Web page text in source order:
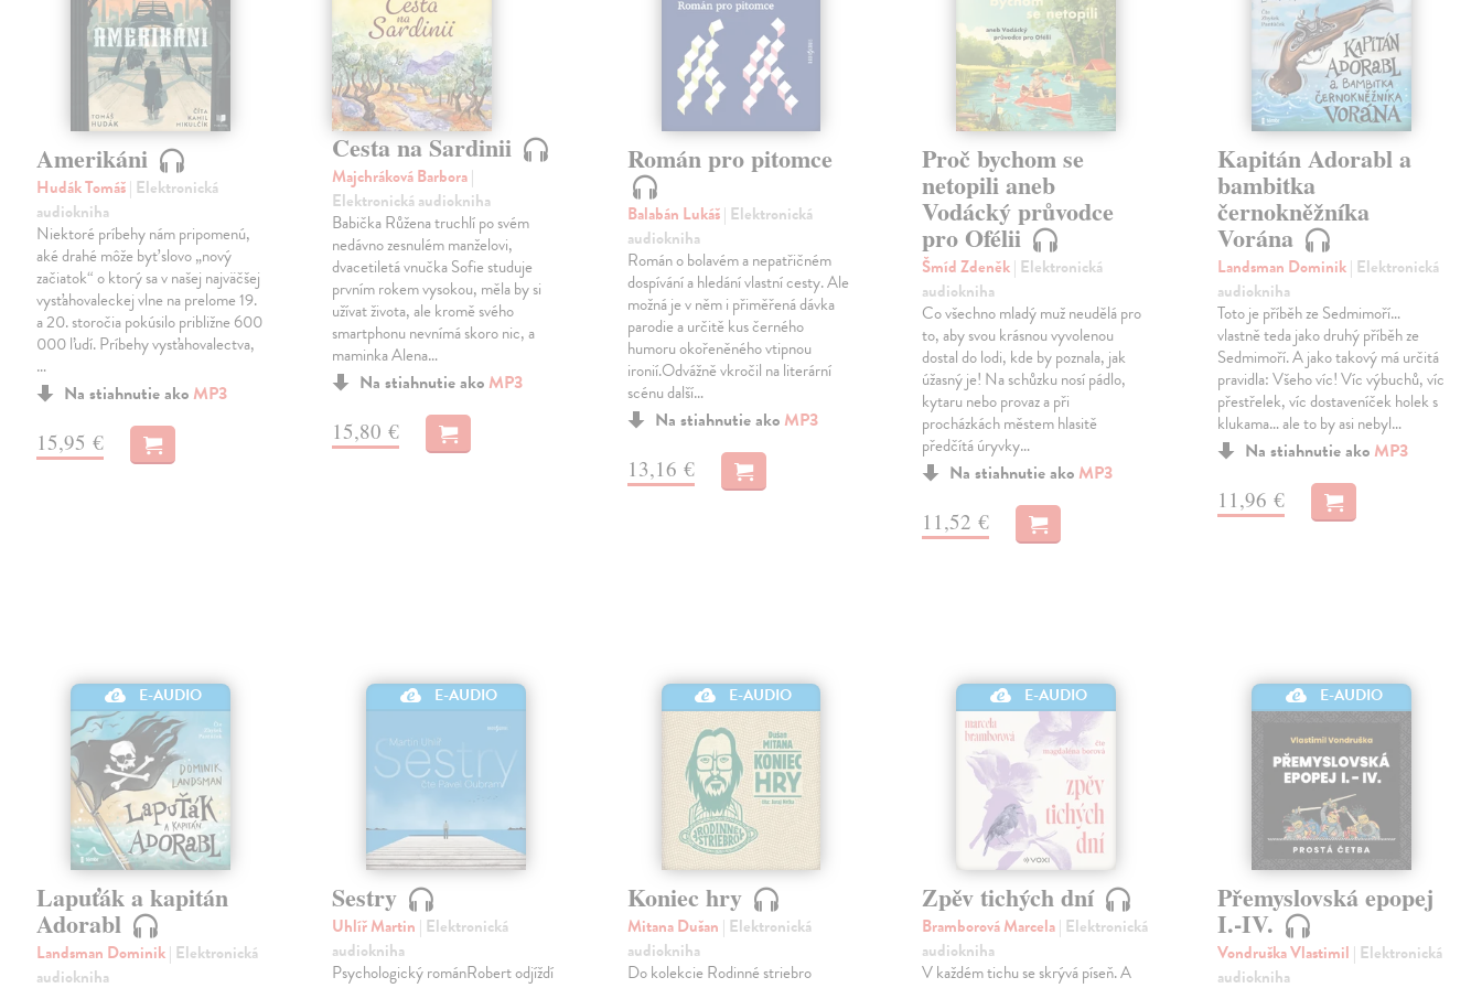
Amerikáni
Hudák Tomáš| Elektronická
audiokniha
Niektoré príbehy nám pripomenú,
aké drahé môže byť slovo „nový
začiatok“ o ktorý sa v našej najväčšej
vysťahovaleckej vlne na prelome 19.
a 20. storočia pokúsilo približne 600
000 ľudí. Príbehy vysťahovalectva,
…
Na stiahnutie ako MP3
15,95 €
Cesta na Sardinii
Majchráková Barbora|
Elektronická audiokniha
Babička Růžena truchlí po svém
nedávno zesnulém manželovi,
dvacetiletá vnučka Sofie studuje
prvním rokem vysokou, měla by si
užívat života, ale kromě svého
smartphonu nevnímá skoro nic, a
maminka Alena…
Na stiahnutie ako MP3
15,80 €
Román pro pitomce
Balabán Lukáš| Elektronická
audiokniha
Román o bolavém a nepatřičném
dospívání a hledání vlastní cesty. Ale
možná je v něm i přiměřená dávka
parodie a určitě kus černého
humoru okořeněného vtipnou
ironií.Odvážně vkročil na literární
scénu další…
Na stiahnutie ako MP3
13,16 €
Proč bychom se
netopili aneb
Vodácký průvodce
pro Ofélii
Šmíd Zdeněk| Elektronická
audiokniha
Co všechno mladý muž neudělá pro
to, aby svou krásnou vyvolenou
dostal do lodi, kde by poznala, jak
úžasný je! Na schůzku nosí pádlo,
kytaru nebo provaz a při
procházkách městem hlasitě
předčítá úryvky…
Na stiahnutie ako MP3
11,52 €
Kapitán Adorabl a
bambitka
černokněžníka
Vorána
Landsman Dominik| Elektronická
audiokniha
Toto je příběh ze Sedmimoří…
vlastně teda jako druhý příběh ze
Sedmimoří. A jako takový má určitá
pravidla: Všeho víc! Víc výbuchů, víc
přestřelek, víc dostaveníček holek s
klukama… ale to by asi nebyl…
Na stiahnutie ako MP3
11,96 €
E-AUDIO
Lapuťák a kapitán
Adorabl
Landsman Dominik| Elektronická
audiokniha
E-AUDIO
Sestry
Uhlíř Martin | Elektronická
audiokniha
Psychologický románRobert odjíždí
E-AUDIO
Koniec hry
Mitana Dušan | Elektronická
audiokniha
Do kolekcie Rodinné striebro
E-AUDIO
Zpěv tichých dní
Bramborová Marcela| Elektronická
audiokniha
V každém tichu se skrývá píseň. A
E-AUDIO
Přemyslovská epopej
I.-IV.
Vondruška Vlastimil | Elektronická
audiokniha